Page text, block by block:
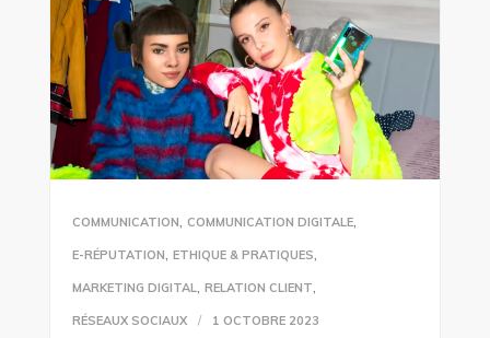
COMMUNICATION COMMUNICATION DIGITALE,
E-RÉPUTATION ETHIQUE & PRATIQUES
MARKETING DIGITAL RELATION CLIENT
RÉSEAUX SOCIAUX 1 OCTOBRE 2023